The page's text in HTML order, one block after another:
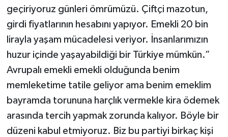
geçiriyoruz günleri ömrümüzü. Çiftçi mazotun,
girdi fiyatlarının hesabını yapıyor. Emekli 20 bin
lirayla yaşam mücadelesi veriyor. İnsanlarımızın
huzur içinde yaşayabildiği bir Türkiye mümkün.”
Avrupalı emekli emekli olduğunda benim
memleketime tatile geliyor ama benim emeklim
bayramda torununa harçlık vermekle kira ödemek
arasında tercih yapmak zorunda kalıyor. Böyle bir
düzeni kabul etmiyoruz. Biz bu partiyi birkaç kişi